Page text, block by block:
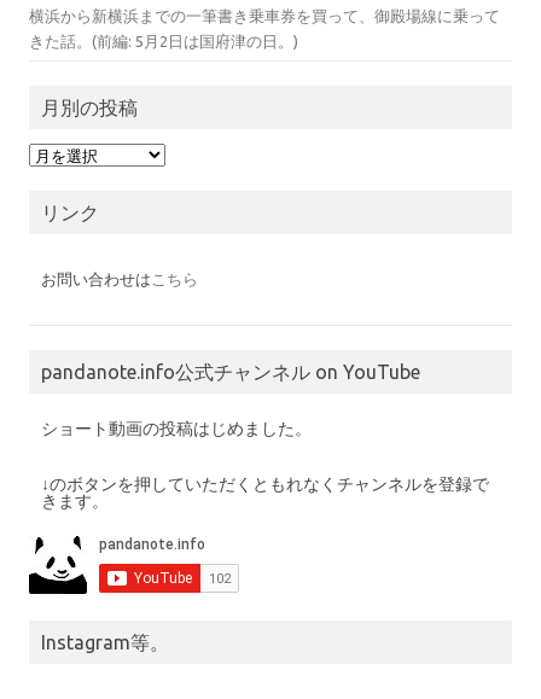
横浜から新横浜までの一筆書き乗車券を買って、御殿場線に乗って
きた話。(前編: 5月2日は国府津の日。)
月別の投稿
月
別
リンク
お問い合わせは こちら
pandanote.info公式チャンネル on YouTube
ショート動画の投稿はじめました。
↓のボタンを押していただくともれなくチャンネルを登録で
きます。
Instagram等。